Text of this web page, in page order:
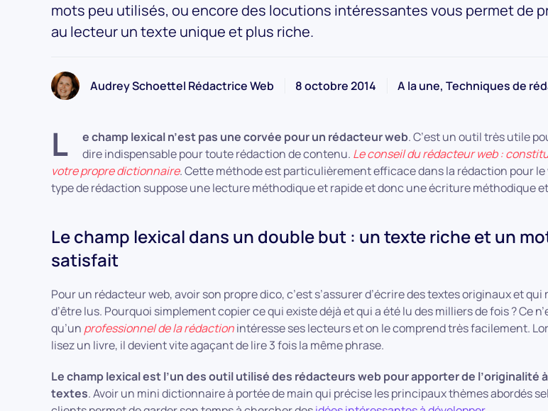
mots peu utilisés, ou encore des locutions intéressantes vous permet de
au lecteur un texte unique et plus riche.
Audrey Schoettel Rédactrice Web 8 octobre 2014 A la une, Techniques de
L e champ lexical n’est pas une corvée pour un rédacteur web. C’est un outil très utile
dire indispensable pour toute rédaction de contenu. Le conseil du rédacteur web :
votre propre dictionnaire. Cette méthode est particulièrement efficace dans la rédaction pour le
type de rédaction suppose une lecture méthodique et rapide et donc une écriture méthodique
Le champ lexical dans un double but : un texte riche et un
satisfait
Pour un rédacteur web, avoir son propre dico, c’est s’assurer d’écrire des textes originaux et
d’être lus. Pourquoi simplement copier ce qui existe déjà et qui a été lu des milliers de fois ? Ce
qu’un professionnel de la rédactionintéresse ses lecteurs et on le comprend très facilement.
lisez un livre, il devient vite agaçant de lire 3 fois la même phrase.
Le champ lexical est l’un des outil utilisé des rédacteurs web pour apporter de l’originalité
textes. Avoir un mini dictionnaire à portée de main qui précise les principaux thèmes abordés